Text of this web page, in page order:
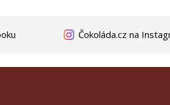
Čokoláda.cz na